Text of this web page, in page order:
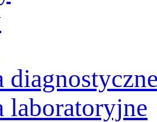
laboratoryjne